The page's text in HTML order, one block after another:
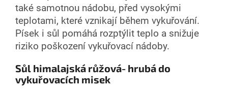
také samotnou nádobu, před vysokými
teplotami, které vznikají během vykuřování.
Písek i sůl pomáhá rozptýlit teplo a snižuje
riziko poškození vykuřovací nádoby.
Sůl himalajská růžová- hrubá do
vykuřovacích misek